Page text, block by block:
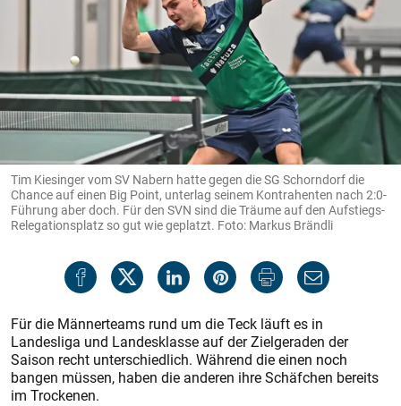
Tim Kiesinger vom SV Nabern hatte gegen die SG Schorndorf die
Chance auf einen Big Point, unterlag seinem Kontrahenten nach 2:0-
Führung aber doch. Für den SVN sind die Träume auf den Aufstiegs-
Relegationsplatz so gut wie geplatzt. Foto: Markus Brändli
Für die Männerteams rund um die Teck läuft es in
Landesliga und Landesklasse auf der Zielgeraden der
Saison recht unterschiedlich. Während die einen noch
bangen müssen, haben die anderen ihre Schäfchen bereits
im Trockenen.